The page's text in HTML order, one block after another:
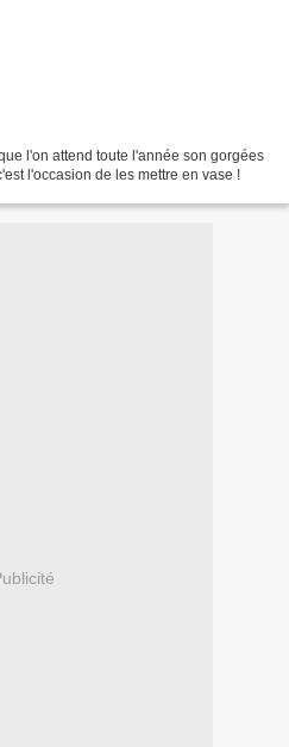
l'on attend toute l'année son gorgées
l'occasion de les mettre en vase !